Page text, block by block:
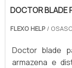
DOCTOR BLADE
FLEXO HELP /
Doctor blade
armazena e